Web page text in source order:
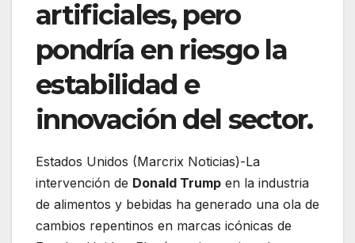
artificiales, pero
pondría en riesgo la
estabilidad e
innovación del sector.
Estados Unidos (Marcrix Noticias)-La
intervención de Donald Trump en la industria
de alimentos y bebidas ha generado una ola de
cambios repentinos en marcas icónicas de